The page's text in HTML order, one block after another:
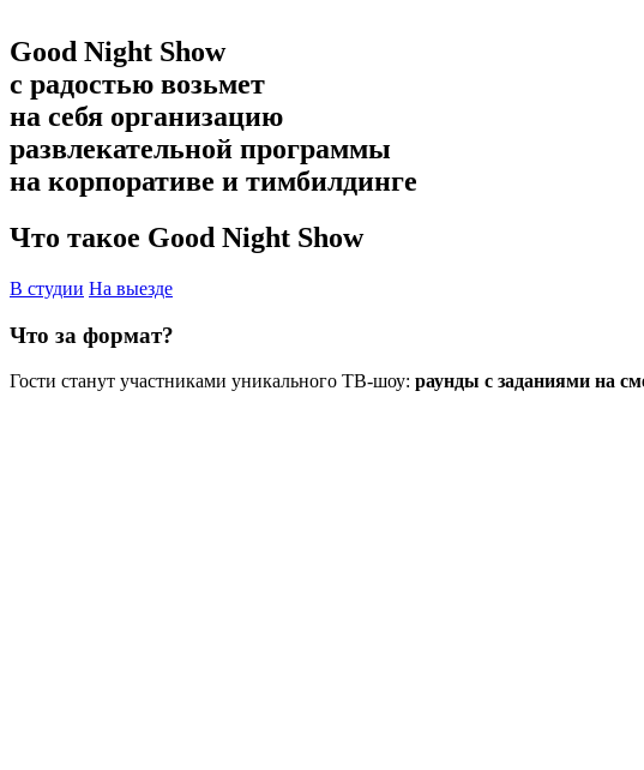
Good Night Show
с радостью возьмет
на себя организацию
развлекательной программы
на корпоративе и тимбилдинге
Что такое Good Night Show
В студии На выезде
Что за формат?
Гости станут участниками уникального ТВ-шоу: раунды с заданиями на